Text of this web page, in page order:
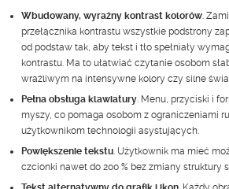
Wbudowany, wyraźny kontrast kolorów.
przełącznika kontrastu wszystkie podstrony
od podstaw tak, aby tekst i tło spełniały
kontrastu. Ma to ułatwiać czytanie osobom
wrażliwym na intensywne kolory czy silne
Pełna obsługa klawiatury. Menu, przyciski i
myszy, co pomaga osobom z ograniczeniami
użytkownikom technologii asystujących.
Powiększenie tekstu. Użytkownik ma mieć
czcionki nawet do 200 % bez zmiany struktury